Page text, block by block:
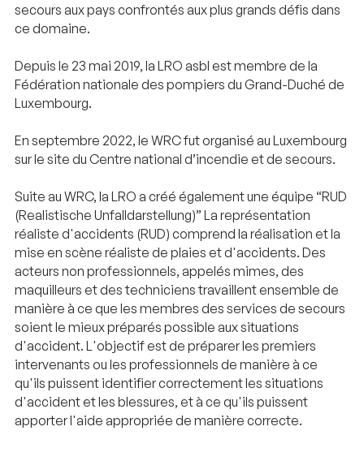
secours aux pays confrontés aux plus grands défis dans
ce domaine.
Depuis le 23 mai 2019, la LRO asbl est membre de la
Fédération nationale des pompiers du Grand-Duché de
Luxembourg.
En septembre 2022, le WRC fut organisé au Luxembourg
sur le site du Centre national d’incendie et de secours.
Suite au WRC, la LRO a créé également une équipe “RUD
(Realistische Unfalldarstellung)” La représentation
réaliste d'accidents (RUD) comprend la réalisation et la
mise en scène réaliste de plaies et d'accidents. Des
acteurs non professionnels, appelés mimes, des
maquilleurs et des techniciens travaillent ensemble de
manière à ce que les membres des services de secours
soient le mieux préparés possible aux situations
d'accident. L'objectif est de préparer les premiers
intervenants ou les professionnels de manière à ce
qu'ils puissent identifier correctement les situations
d'accident et les blessures, et à ce qu'ils puissent
apporter l'aide appropriée de manière correcte.